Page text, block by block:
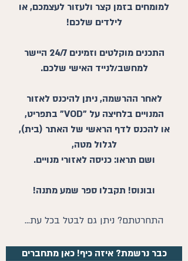
למומחים בזמן קצר ולעזור לעצמכם, או
לילדים שלכם!
התכנים מוקלטים וזמינים 24/7 היישר
למחשב/לנייד האישי שלכם.
לאחר ההרשמה, ניתן להיכנס לאזור
המנויים בלחיצה על "VOD" בתפריט,
או להכנס לדף הראשי של האתר (בית),
לגלול מטה,
ושם תראו: כניסה לאזורי מנויים.
ובונוס! תקבלו ספר שמע מתנה!
התחרטתם? ניתן גם לבטל בכל עת...
כבר נרשמת? איזה כיף! כאן מתחברים